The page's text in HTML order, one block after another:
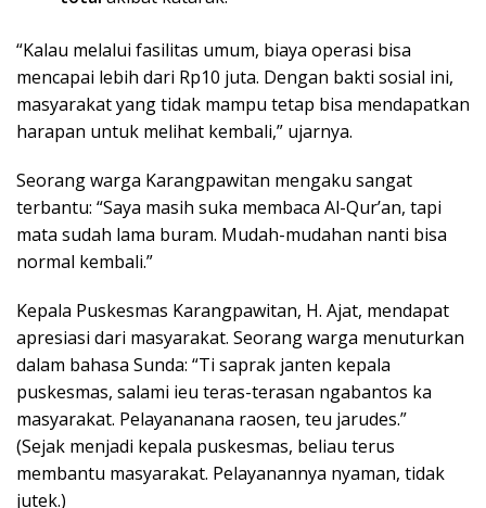
“Kalau melalui fasilitas umum, biaya operasi bisa
mencapai lebih dari Rp10 juta. Dengan bakti sosial ini,
masyarakat yang tidak mampu tetap bisa mendapatkan
harapan untuk melihat kembali,” ujarnya.
Seorang warga Karangpawitan mengaku sangat
terbantu: “Saya masih suka membaca Al-Qur’an, tapi
mata sudah lama buram. Mudah-mudahan nanti bisa
normal kembali.”
Kepala Puskesmas Karangpawitan, H. Ajat, mendapat
apresiasi dari masyarakat. Seorang warga menuturkan
dalam bahasa Sunda: “Ti saprak janten kepala
puskesmas, salami ieu teras-terasan ngabantos ka
masyarakat. Pelayananana raosen, teu jarudes.”
(Sejak menjadi kepala puskesmas, beliau terus
membantu masyarakat. Pelayanannya nyaman, tidak
jutek.)